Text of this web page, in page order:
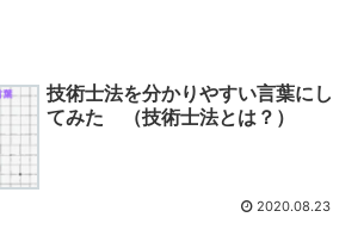
技術士法を分かりやすい言葉にし
てみた （技術士法とは？）
2020.08.23